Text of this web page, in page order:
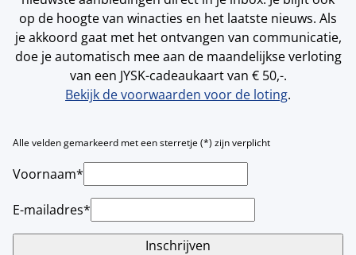
op de hoogte van winacties en het laatste nieuws. Als
je akkoord gaat met het ontvangen van communicatie,
doe je automatisch mee aan de maandelijkse verloting
van een JYSK-cadeaukaart van € 50,-.
Bekijk de voorwaarden voor de loting.
Alle velden gemarkeerd met een sterretje (*) zijn verplicht
Voornaam*
E-mailadres*
Inschrijven